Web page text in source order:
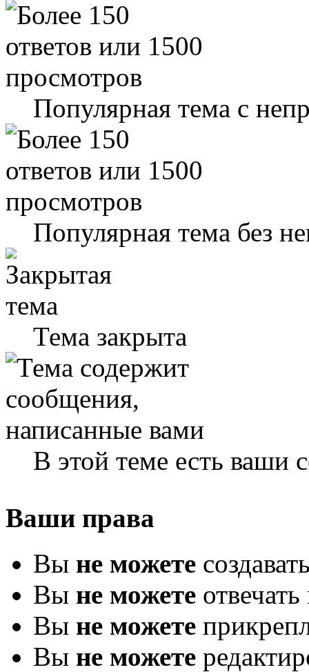
Популярная тема с
Популярная тема без
Тема закрыта
В этой теме есть ваши
Ваши права
Вы не можете
Вы не можете
Вы не можете
Вы не можете